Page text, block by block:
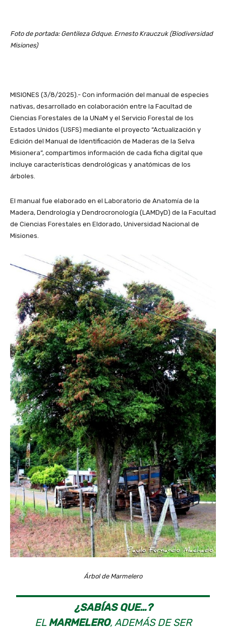
Foto de portada: Gentileza Gdque. Ernesto Krauczuk (Biodiversidad
Misiones)
MISIONES (3/8/2025).- Con información del manual de especies
nativas, desarrollado en colaboración entre la Facultad de
Ciencias Forestales de la UNaM y el Servicio Forestal de los
Estados Unidos (USFS) mediante el proyecto “Actualización y
Edición del Manual de Identificación de Maderas de la Selva
Misionera”, compartimos información de cada ficha digital que
incluye características dendrológicas y anatómicas de los
árboles.
El manual fue elaborado en el Laboratorio de Anatomía de la
Madera, Dendrología y Dendrocronología (LAMDyD) de la Facultad
de Ciencias Forestales en Eldorado, Universidad Nacional de
Misiones.
Árbol de Marmelero
¿SABÍAS QUE…?
EL MARMELERO, ADEMÁS DE SER